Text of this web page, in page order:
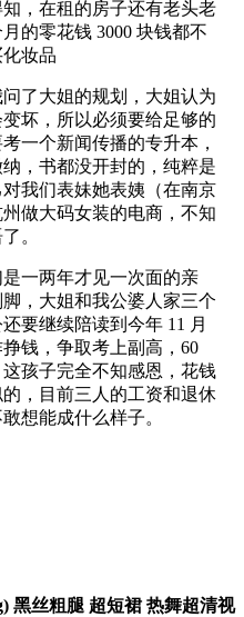
，在租的房子还有老头老
的零花钱 3000 块钱都不
妆品
了大姐的规划，大姐认为
坏，所以必须要给足够的
一个新闻传播的专升本，
，书都没开封的，纯粹是
我们表妹她表姨（在南京
做大码女装的电商，不知
。
一两年才见一次面的亲
，大姐和我公婆人家三个
要继续陪读到今年 11 月
钱，争取考上副高，60
孩子完全不知感恩，花钱
，目前三人的工资和退休
想能成什么样子。
黑丝粗腿 超短裙 热舞超清视